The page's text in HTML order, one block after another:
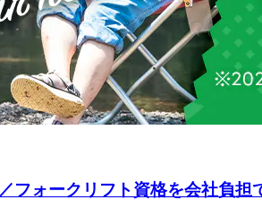
フォークリフト資格を会社負